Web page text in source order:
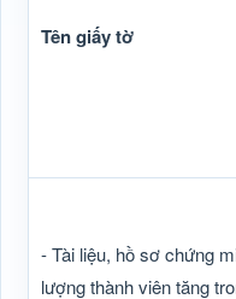
Tên giấy tờ
- Tài liệu, hồ sơ chứng
lượng thành viên tăng